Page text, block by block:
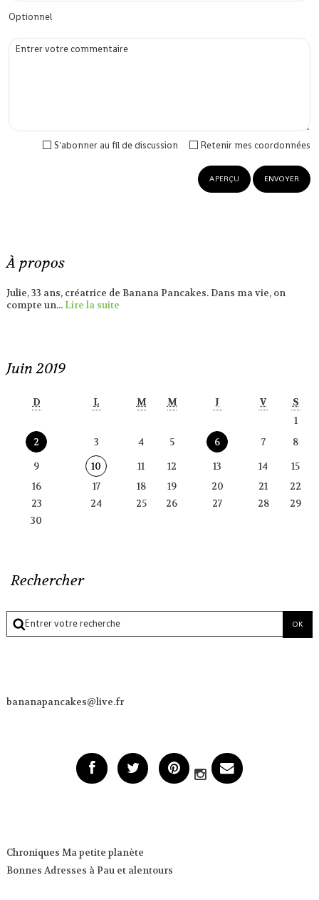
À propos
Julie, 33 ans, créatrice de Banana Pancakes. Dans ma vie, on
compte un...Lire la suite
Juin 2019
D L M M J V
S
1
2
3 4 5 6 7
8
9
10 11 12 13 14
15
16
17 18 19 20 21
22
23
24 25 26 27 28
29
30
Rechercher
bananapancakes@live.fr
Chroniques Ma petite planète
Bonnes Adresses à Pau et alentours
Optionnel
Retenir mes coordonnées
S'abonner au fil de discussion